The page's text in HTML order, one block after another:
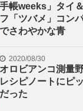
手帳weeks」タイ
フ「ツバメ」コン
でさわやかな青
2020/08/30
オロビアンコ測量
レシピノートにピ
だった